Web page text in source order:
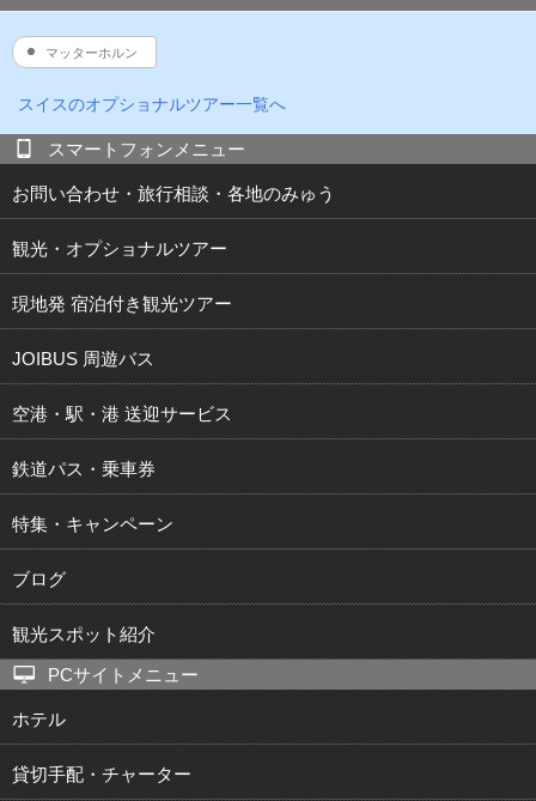
マッターホルン
スイスのオプショナルツアー一覧へ
スマートフォンメニュー
お問い合わせ・旅行相談・各地のみゅう
観光・オプショナルツアー
現地発 宿泊付き観光ツアー
JOIBUS 周遊バス
空港・駅・港 送迎サービス
鉄道パス・乗車券
特集・キャンペーン
ブログ
観光スポット紹介
PCサイトメニュー
ホテル
貸切手配・チャーター